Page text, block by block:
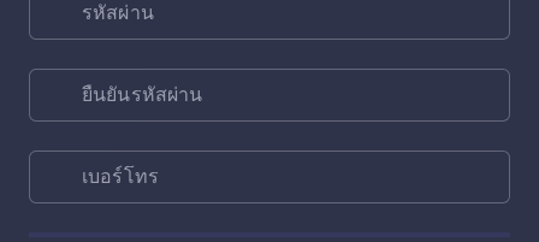
รหัสผ่าน
ยืนยันรหัสผ่าน
เบอร์โทร